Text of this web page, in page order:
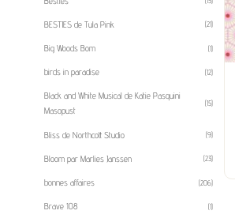
BESTIES de Tula Pink (21)
Big Woods Bom (1)
birds in paradise (12)
Black and White Musical de Katie Pasquini
Masopust
(15)
Bliss de Northcott Studio (9)
Bloom par Marlies Janssen (23)
bonnes affaires (206)
Brave 108 (1)